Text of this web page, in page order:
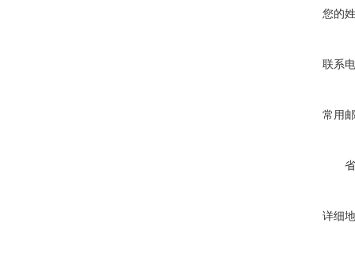
您的
联系
常用
详细